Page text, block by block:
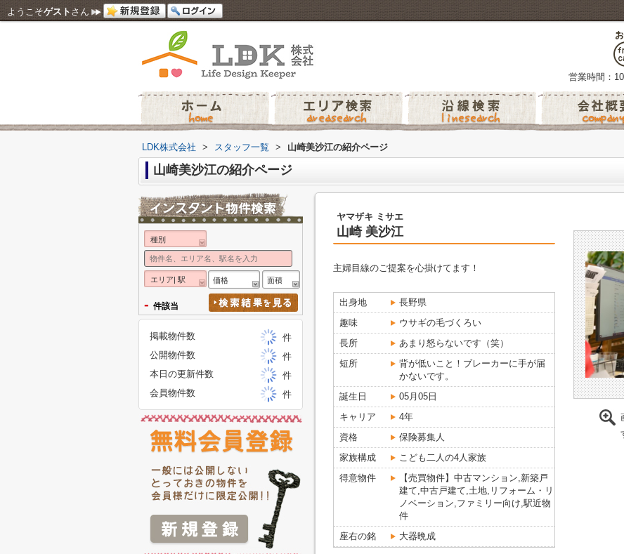
ようこそゲスト さん
営業時間：
LDK株式会社 > スタッフ一覧 > 山崎美沙江の紹介ページ
山崎美沙江の紹介ページ
ヤマザキ ミサエ
山崎 美沙江
主婦目線のご提案を心掛けてます！
出身地
長野県
趣味
ウサギの毛づくろい
長所
あまり怒らないです（笑）
短所
背が低いこと！ブレーカーに手が届
かないです。
誕生日
05月05日
キャリア
4年
資格
保険募集人
家族構成
こども二人の4人家族
得意物件
【売買物件】中古マンション,新築戸
建て,中古戸建て,土地,リフォーム・リ
ノベーション,ファミリー向け,駅近物
件
座右の銘
大器晩成
種別
エリア| 駅 価格 面積
- 件該当
掲載物件数
件
公開物件数
件
本日の更新件数
件
会員物件数
件